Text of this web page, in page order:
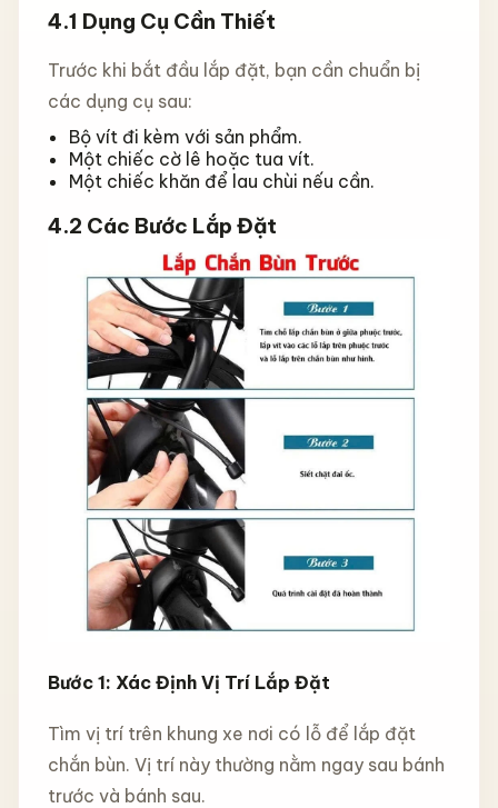
4.1 Dụng Cụ Cần Thiết
Trước khi bắt đầu lắp đặt, bạn cần chuẩn bị
các dụng cụ sau:
Bộ vít đi kèm với sản phẩm.
Một chiếc cờ lê hoặc tua vít.
Một chiếc khăn để lau chùi nếu cần.
4.2 Các Bước Lắp Đặt
Bước 1: Xác Định Vị Trí Lắp Đặt
Tìm vị trí trên khung xe nơi có lỗ để lắp đặt
chắn bùn. Vị trí này thường nằm ngay sau bánh
trước và bánh sau.